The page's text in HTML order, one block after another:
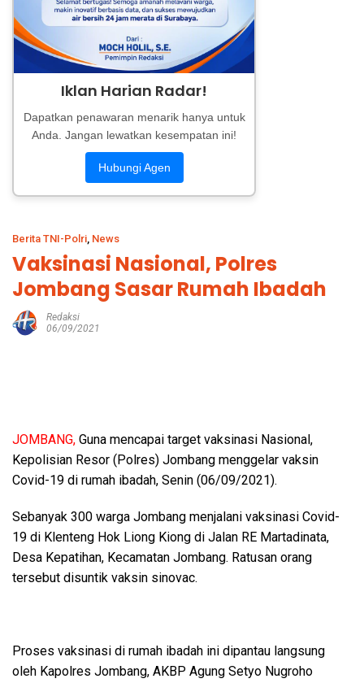
Iklan Harian Radar!
Dapatkan penawaran menarik hanya untuk
Anda. Jangan lewatkan kesempatan ini!
Hubungi Agen
Berita TNI-Polri, News
Vaksinasi Nasional, Polres
Jombang Sasar Rumah Ibadah
Redaksi
06/09/2021
JOMBANG, Guna mencapai target vaksinasi Nasional,
Kepolisian Resor (Polres) Jombang menggelar vaksin
Covid-19 di rumah ibadah, Senin (06/09/2021).
Sebanyak 300 warga Jombang menjalani vaksinasi Covid-
19 di Klenteng Hok Liong Kiong di Jalan RE Martadinata,
Desa Kepatihan, Kecamatan Jombang. Ratusan orang
tersebut disuntik vaksin sinovac.
Proses vaksinasi di rumah ibadah ini dipantau langsung
oleh Kapolres Jombang, AKBP Agung Setyo Nugroho